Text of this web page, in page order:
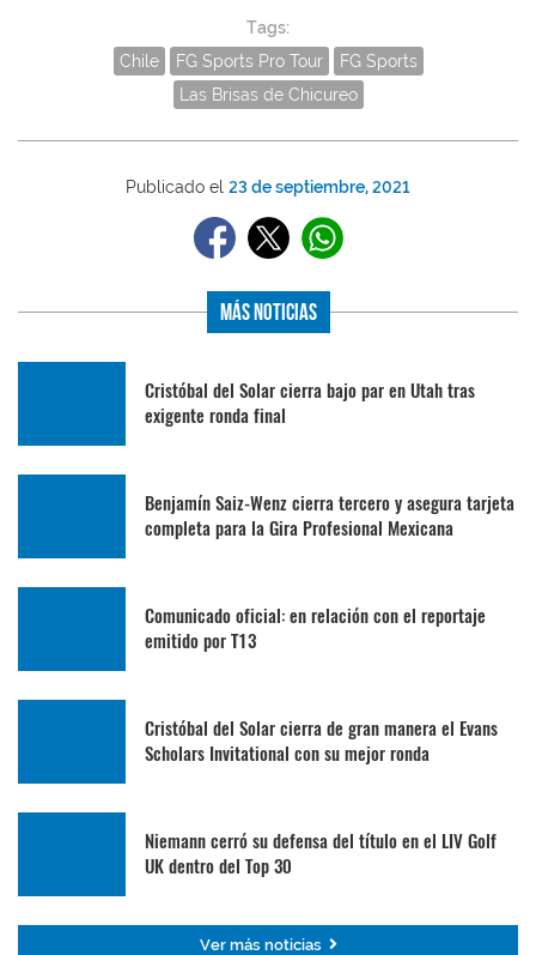
Tags:
Chile
FG Sports Pro Tour
FG Sports
Las Brisas de Chicureo
Publicado el 23 de septiembre, 2021
Más Noticias
Cristóbal del Solar cierra bajo par en Utah tras
exigente ronda final
Benjamín Saiz-Wenz cierra tercero y asegura tarjeta
completa para la Gira Profesional Mexicana
Comunicado oficial: en relación con el reportaje
emitido por T13
Cristóbal del Solar cierra de gran manera el Evans
Scholars Invitational con su mejor ronda
Niemann cerró su defensa del título en el LIV Golf
UK dentro del Top 30
Ver más noticias